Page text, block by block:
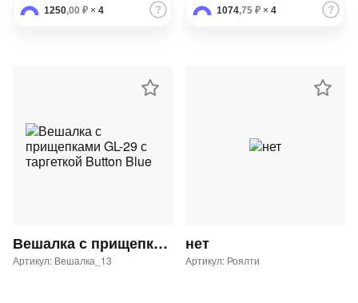
1250,00 ₽ × 4 1074,75 ₽ × 4
Вешалка с прищепками GL-29 с таргеткой Button Blue
Артикул: Вешалка_13
нет
Артикул: Роялти